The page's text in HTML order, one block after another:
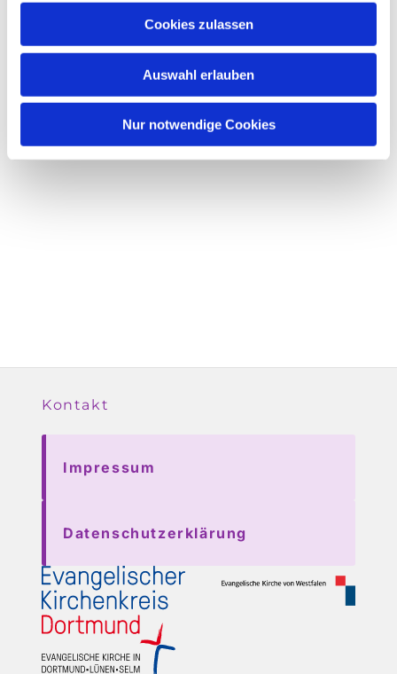
Cookies zulassen
Auswahl erlauben
Nur notwendige Cookies
Kontakt
Impressum
Datenschutzerklärung